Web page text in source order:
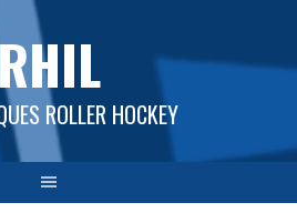
ROLLER HOCKEY